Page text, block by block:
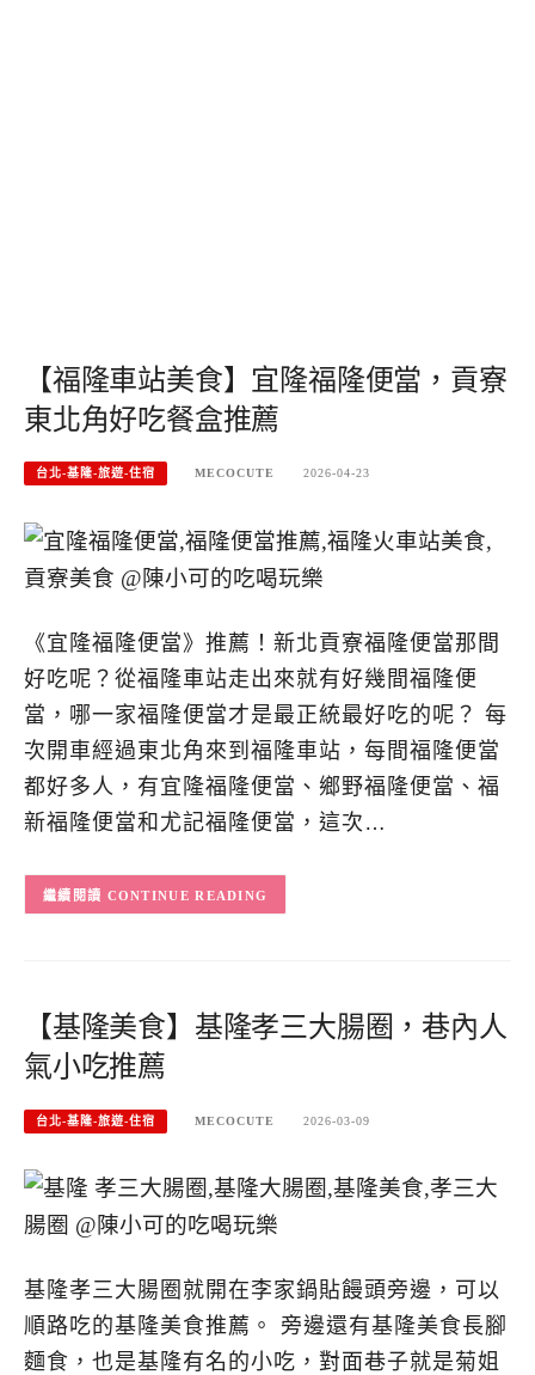
【福隆車站美食】宜隆福隆便當，貢寮
東北角好吃餐盒推薦
台北-基隆-旅遊-住宿 MECOCUTE 2026-04-23
《宜隆福隆便當》推薦！新北貢寮福隆便當那間
好吃呢？從福隆車站走出來就有好幾間福隆便
當，哪一家福隆便當才是最正統最好吃的呢？ 每
次開車經過東北角來到福隆車站，每間福隆便當
都好多人，有宜隆福隆便當、鄉野福隆便當、福
新福隆便當和尤記福隆便當，這次…
CONTINUE READING
【基隆美食】基隆孝三大腸圈，巷內人
氣小吃推薦
台北-基隆-旅遊-住宿 MECOCUTE 2026-03-09
基隆孝三大腸圈就開在李家鍋貼饅頭旁邊，可以
順路吃的基隆美食推薦。 旁邊還有基隆美食長腳
麵食，也是基隆有名的小吃，對面巷子就是菊姐